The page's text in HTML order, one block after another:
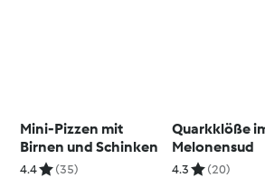
Mini-Pizzen mit
Birnen und Schinken
4.4 (35)
Quarkklöße
Melonensud
4.3 (20)